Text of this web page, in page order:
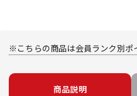
※こちらの商品は会員ランク別ポ
商品説明